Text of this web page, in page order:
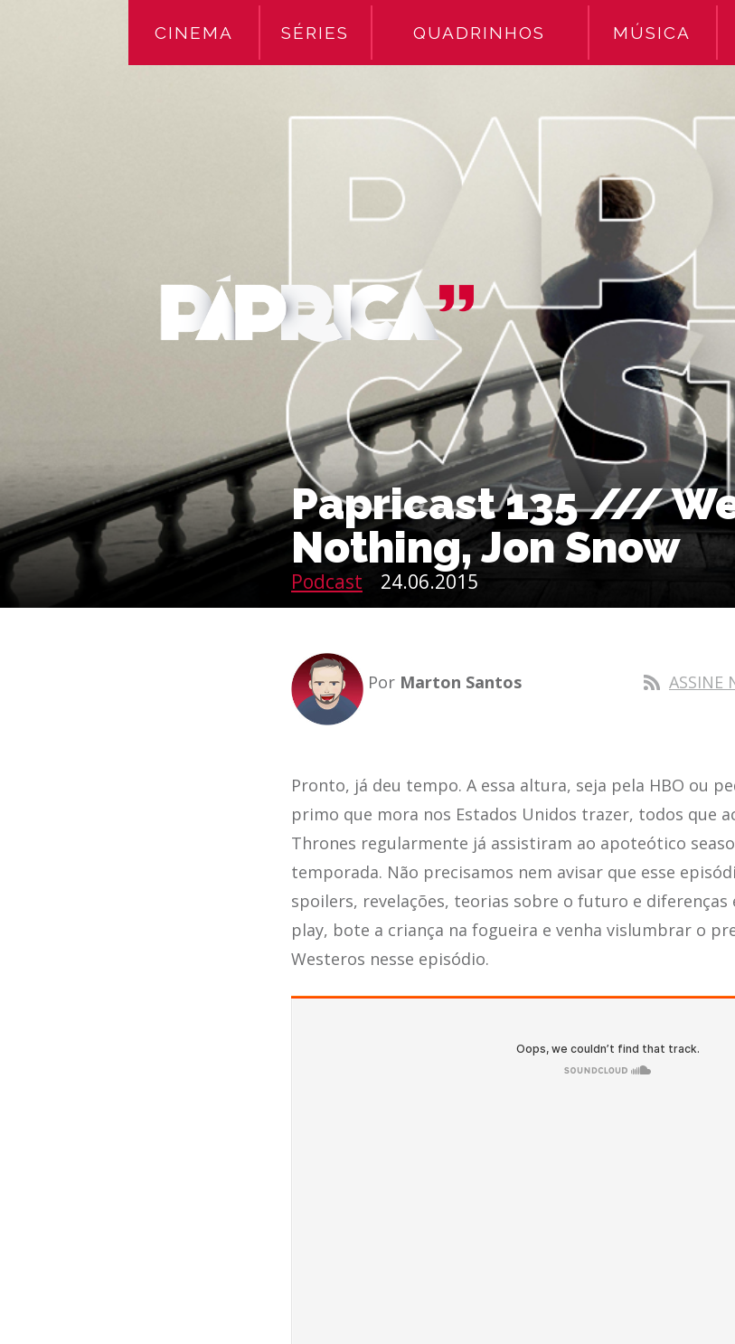
CINEMA SÉRIES QUADRINHOS MÚSICA
Papricast 135 ///
Nothing, Jon Snow
Podcast 24.06.2015
Por Marton Santos ASSINE
Pronto, já deu tempo. A essa altura, seja pela HBO ou
primo que mora nos Estados Unidos trazer, todos que
Thrones regularmente já assistiram ao apoteótico
temporada. Não precisamos nem avisar que esse
spoilers, revelações, teorias sobre o futuro e diferenças
play, bote a criança na fogueira e venha vislumbrar o
Westeros nesse episódio.